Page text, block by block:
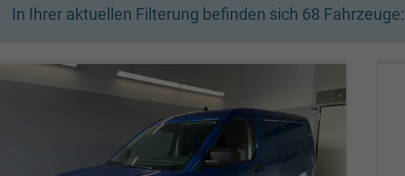
In Ihrer aktuellen Filterung befinden sich 68 Fahrzeuge: